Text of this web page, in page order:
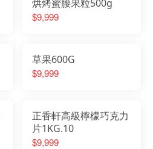
烘烤蜜腰果粒500g
$9,999
草果600G
$9,999
正香軒高級檸檬巧克力
片1KG.10
$9,999